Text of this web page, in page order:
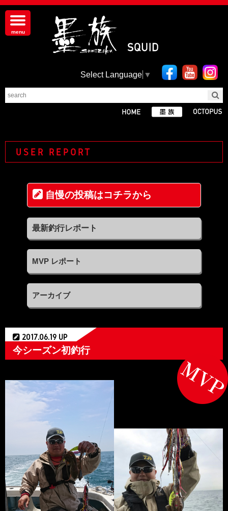
Select Language ▼
USER REPORT
自慢の投稿はコチラから
MVP レポート
アーカイブ
2017.06.19 UP
今シーズン初釣行